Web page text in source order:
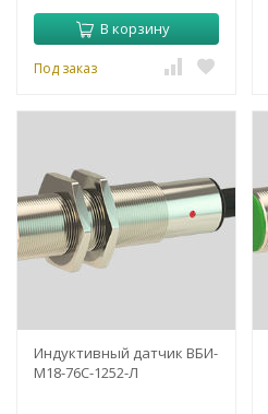
В корзину
Под заказ
Индуктивный датчик ВБИ-
М18-76С-1252-Л